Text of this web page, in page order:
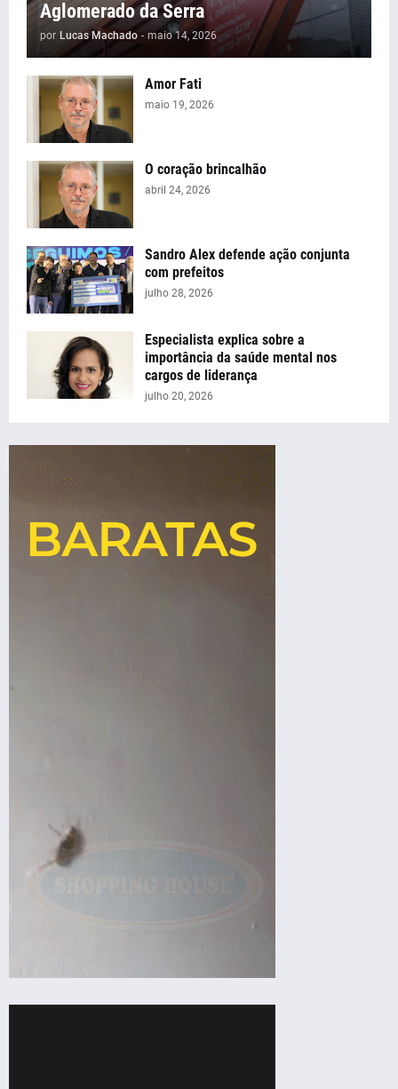
Aglomerado da Serra
por Lucas Machado - maio 14, 2026
Amor Fati
maio 19, 2026
O coração brincalhão
abril 24, 2026
Sandro Alex defende ação conjunta
com prefeitos
julho 28, 2026
Especialista explica sobre a
importância da saúde mental nos
cargos de liderança
julho 20, 2026